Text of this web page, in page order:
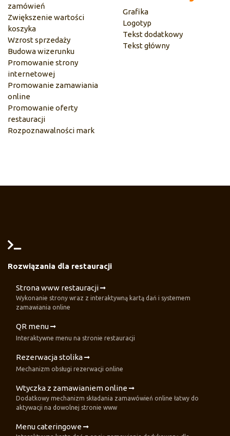
zamówień
Zwiększenie wartości
koszyka
Wzrost sprzedaży
Budowa wizerunku
Promowanie strony
internetowej
Promowanie zamawiania
online
Promowanie oferty
restauracji
Rozpoznawalności mark
Grafika
Logotyp
Tekst dodatkowy
Tekst główny
Rozwiązania dla restauracji
Strona www restauracji
Wykonanie strony wraz z interaktywną kartą dań i systemem
zamawiania online
QR menu
Interaktywne menu na stronie restauracji
Rezerwacja stolika
Mechanizm obsługi rezerwacji online
Wtyczka z zamawianiem online
Dodatkowy mechanizm składania zamawówień online łatwy do
aktywacji na dowolnej stronie www
Menu cateringowe